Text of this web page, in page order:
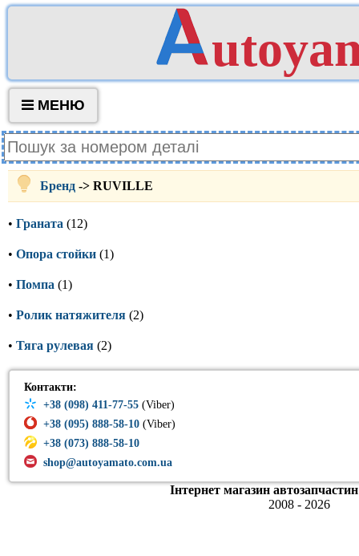
МЕНЮ
Бренд -> RUVILLE
• Граната (12)
• Опора стойки (1)
• Помпа (1)
• Ролик натяжителя (2)
• Тяга рулевая (2)
Контакти:
+38 (098) 411-77-55 (Viber)
+38 (095) 888-58-10 (Viber)
+38 (073) 888-58-10
shop@autoyamato.com.ua
Інтернет магазин
2008 - 2026